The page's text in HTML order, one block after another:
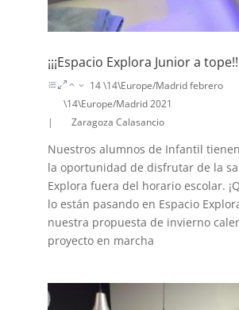
¡¡¡Espacio Explora Junior a
14 \14\Europe/Madrid febrero
\14\Europe/Madrid 2021
|
Zaragoza Calasancio
Nuestros alumnos de Infantil
la oportunidad de disfrutar de la
Explora fuera del horario escolar.
lo están pasando en Espacio
nuestra propuesta de invierno
proyecto en marcha